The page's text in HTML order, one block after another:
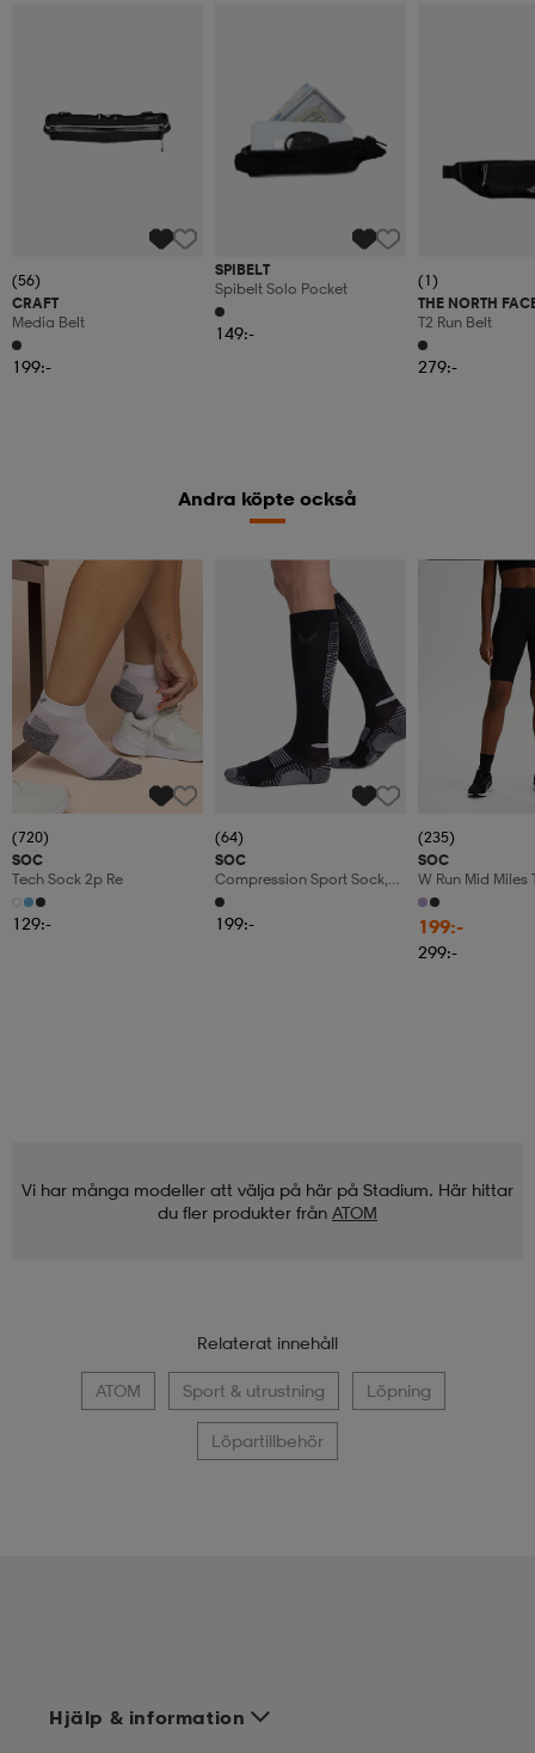
(56)
CRAFT
Media Belt
199:-
SPIBELT
Spibelt Solo Pocket
149:-
(1)
THE NORTH
T2 Run Belt
279:-
Andra köpte också
(720)
SOC
Tech Sock 2p Re
129:-
(64)
SOC
Compression Sport Sock,
Löparstrumpor, Unisex
199:-
(235)
SOC
W Run Mid Miles
199:-
299:-
Vi har många modeller att välja på här på Stadium. Här hittar
du fler produkter från ATOM
Relaterat innehåll
ATOM Sport & utrustning Löpning
Löpartillbehör
Hjälp & information